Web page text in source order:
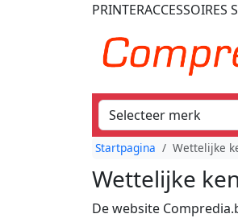
PRINTERACCESSOIRES
Startpagina Wettelijke
Wettelijke
De website